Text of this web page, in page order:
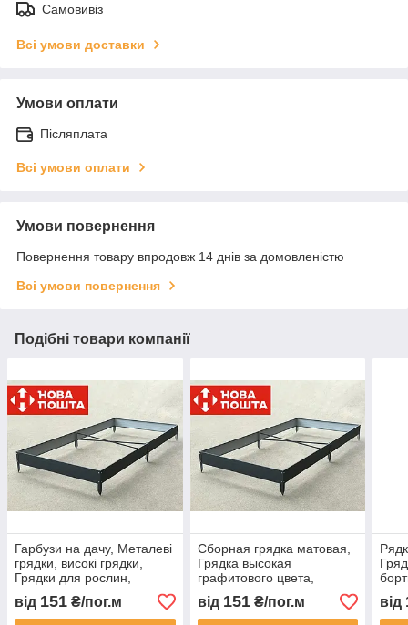
Самовивіз
Всі умови доставки
Умови оплати
Післяплата
Всі умови оплати
Умови повернення
Повернення товару впродовж 14 днів за домовленістю
Всі умови повернення
Подібні товари компанії
Гарбузи на дачу, Металеві
грядки, високі грядки,
Грядки для рослин,
Грядки та бордюри.
від 151 ₴/пог.м
Сборная грядка матовая,
Грядка высокая
графитового цвета,
Грядка металлическая.
від 151₴/пог.м від